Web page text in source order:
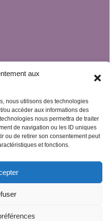
aux
nous utilisons des technologies
ou accéder aux informations des
nous permettra de traiter
de navigation ou les ID uniques
ou de retirer son consentement peut
et fonctions.